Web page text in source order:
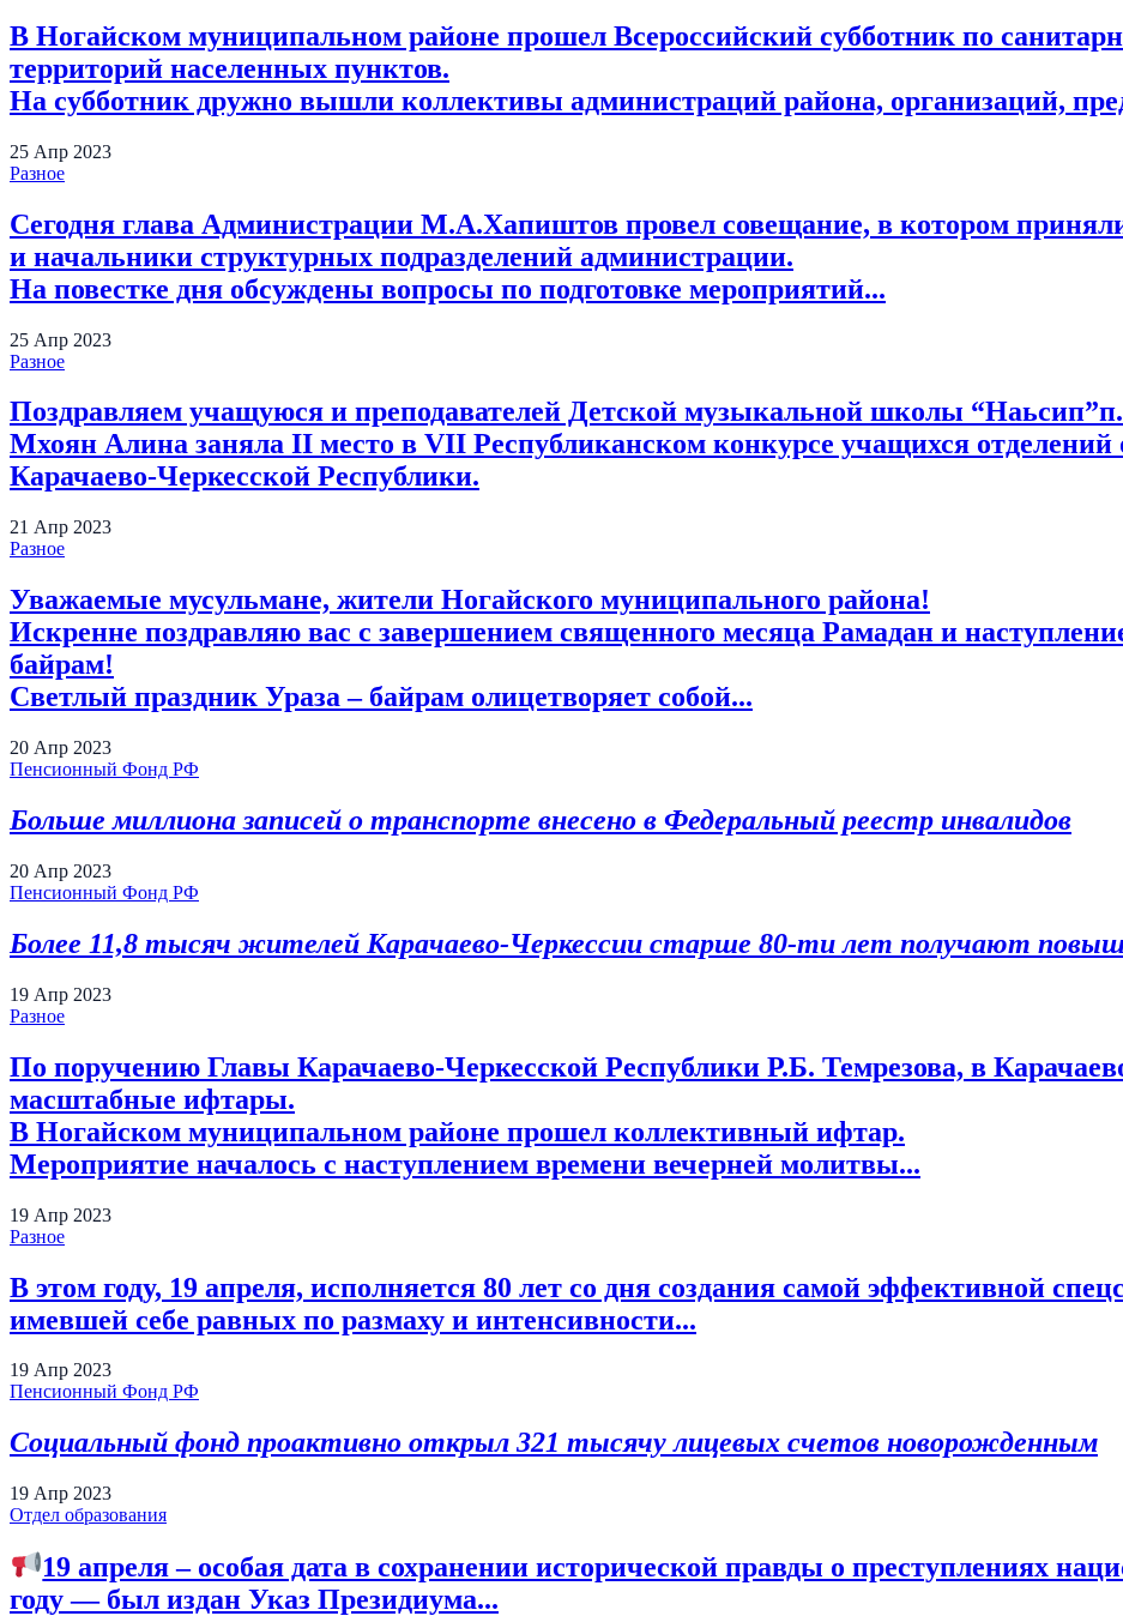
В Ногайском муниципальном районе прошел Всероссийский субботник по
территорий населенных пунктов.
На субботник дружно вышли коллективы администраций района, организаций,
25 Апр 2023
Разное
Сегодня глава Администрации М.А.Хапиштов провел совещание, в котором
и начальники структурных подразделений администрации.
На повестке дня обсуждены вопросы по подготовке мероприятий...
25 Апр 2023
Разное
Поздравляем учащуюся и преподавателей Детской музыкальной школы
Мхоян Алина заняла II место в VII Республиканском конкурсе учащихся
Карачаево-Черкесской Республики.
21 Апр 2023
Разное
Уважаемые мусульмане, жители Ногайского муниципального района!
Искренне поздравляю вас с завершением священного месяца Рамадан и
байрам!
Светлый праздник Ураза – байрам олицетворяет собой...
20 Апр 2023
Пенсионный Фонд РФ
Больше миллиона записей о транспорте внесено в Федеральный реестр инвалидов
20 Апр 2023
Пенсионный Фонд РФ
Более 11,8 тысяч жителей Карачаево-Черкессии старше 80-ти лет получают
19 Апр 2023
Разное
По поручению Главы Карачаево-Черкесской Республики Р.Б. Темрезова, в
масштабные ифтары.
В Ногайском муниципальном районе прошел коллективный ифтар.
Мероприятие началось с наступлением времени вечерней молитвы...
19 Апр 2023
Разное
В этом году, 19 апреля, исполняется 80 лет со дня создания самой эффективной
имевшей себе равных по размаху и интенсивности...
19 Апр 2023
Пенсионный Фонд РФ
Социальный фонд проактивно открыл 321 тысячу лицевых счетов новорожденным
19 Апр 2023
Отдел образования
19 апреля – особая дата в сохранении исторической правды о преступлениях
году — был издан Указ Президиума...